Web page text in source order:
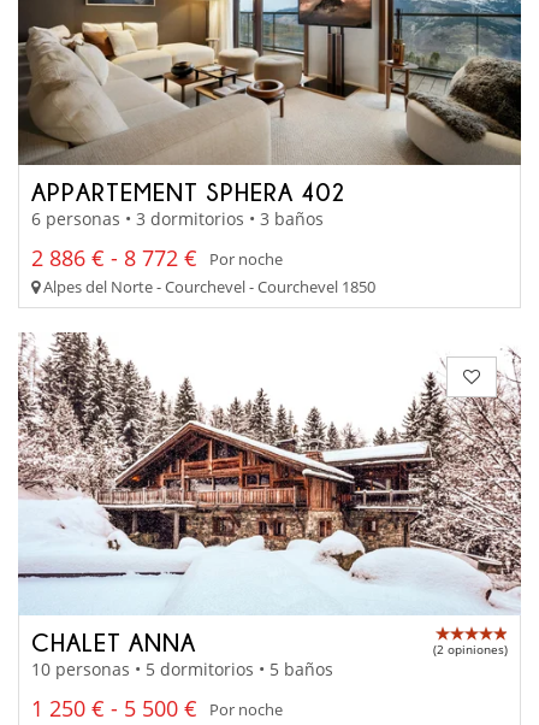
APPARTEMENT SPHERA 402
6 personas • 3 dormitorios • 3 baños
2 886 € - 8 772 €
Por noche
Alpes del Norte - Courchevel - Courchevel 1850
CHALET ANNA (2 opiniones)
10 personas • 5 dormitorios • 5 baños
1 250 € - 5 500 €
Por noche